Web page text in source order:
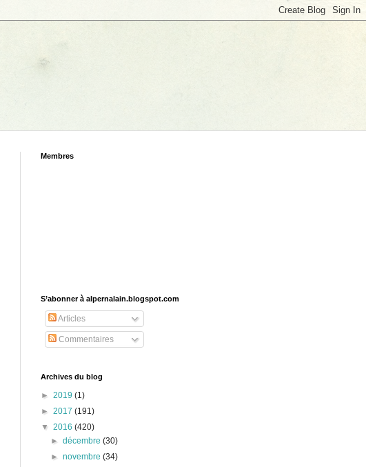
Membres
S’abonner à alpernalain.blogspot.com
Articles
Commentaires
Archives du blog
► 2019 (1)
► 2017 (191)
▼ 2016 (420)
►décembre(30)
►novembre(34)